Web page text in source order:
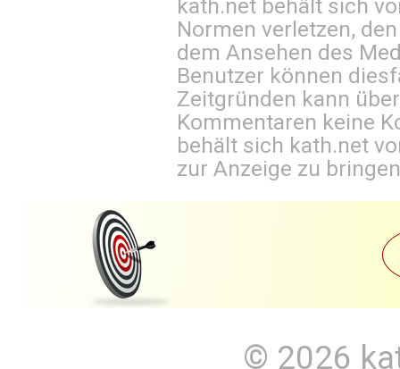
kath.net behält sich
Normen verletzen,
dem Ansehen des
Benutzer können
Zeitgründen kann
Kommentaren keine
behält sich kath.net
zur Anzeige zu
© 2026